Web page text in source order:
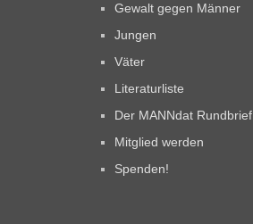
Gewalt gegen Männer
Jungen
Väter
Literaturliste
Der MANNdat Rundbrief
Mitglied werden
Spenden!